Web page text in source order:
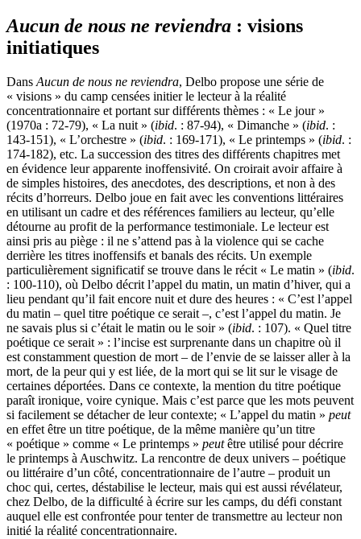
Aucun de nous ne reviendra : visions
initiatiques
Dans Aucun de nous ne reviendra, Delbo propose une série de
« visions » du camp censées initier le lecteur à la réalité
concentrationnaire et portant sur différents thèmes : « Le jour »
(1970a : 72-79), « La nuit » (ibid. : 87-94), « Dimanche » (ibid. :
143-151), « L’orchestre » (ibid. : 169-171), « Le printemps » (ibid. :
174-182), etc. La succession des titres des différents chapitres met
en évidence leur apparente inoffensivité. On croirait avoir affaire à
de simples histoires, des anecdotes, des descriptions, et non à des
récits d’horreurs. Delbo joue en fait avec les conventions littéraires
en utilisant un cadre et des références familiers au lecteur, qu’elle
détourne au profit de la performance testimoniale. Le lecteur est
ainsi pris au piège : il ne s’attend pas à la violence qui se cache
derrière les titres inoffensifs et banals des récits. Un exemple
particulièrement significatif se trouve dans le récit « Le matin » (ibid.
: 100-110), où Delbo décrit l’appel du matin, un matin d’hiver, qui a
lieu pendant qu’il fait encore nuit et dure des heures : « C’est l’appel
du matin – quel titre poétique ce serait –, c’est l’appel du matin. Je
ne savais plus si c’était le matin ou le soir » (ibid. : 107). « Quel titre
poétique ce serait » : l’incise est surprenante dans un chapitre où il
est constamment question de mort – de l’envie de se laisser aller à la
mort, de la peur qui y est liée, de la mort qui se lit sur le visage de
certaines déportées. Dans ce contexte, la mention du titre poétique
paraît ironique, voire cynique. Mais c’est parce que les mots peuvent
si facilement se détacher de leur contexte; « L’appel du matin » peut
en effet être un titre poétique, de la même manière qu’un titre
« poétique » comme « Le printemps » peutêtre utilisé pour décrire
le printemps à Auschwitz. La rencontre de deux univers – poétique
ou littéraire d’un côté, concentrationnaire de l’autre – produit un
choc qui, certes, déstabilise le lecteur, mais qui est aussi révélateur,
chez Delbo, de la difficulté à écrire sur les camps, du défi constant
auquel elle est confrontée pour tenter de transmettre au lecteur non
initié la réalité concentrationnaire.